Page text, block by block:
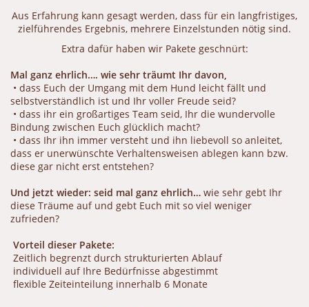
Aus Erfahrung kann gesagt werden, dass für ein langfristiges,
zielführendes Ergebnis, mehrere Einzelstunden nötig sind.
Extra dafür haben wir Pakete geschnürt:
Mal ganz ehrlich…. wie sehr träumt Ihr davon,
• dass Euch der Umgang mit dem Hund leicht fällt und
selbstverständlich ist und Ihr voller Freude seid?
• dass ihr ein großartiges Team seid, Ihr die wundervolle
Bindung zwischen Euch glücklich macht?
• dass Ihr ihn immer versteht und ihn liebevoll so anleitet,
dass er unerwünschte Verhaltensweisen ablegen kann bzw.
diese gar nicht erst entstehen?
Und jetzt wieder: seid mal ganz ehrlich… wie sehr gebt Ihr
diese Träume auf und gebt Euch mit so viel weniger
zufrieden?
Vorteil dieser Pakete:
Zeitlich begrenzt durch strukturierten Ablauf
individuell auf Ihre Bedürfnisse abgestimmt
flexible Zeiteinteilung innerhalb 6 Monate